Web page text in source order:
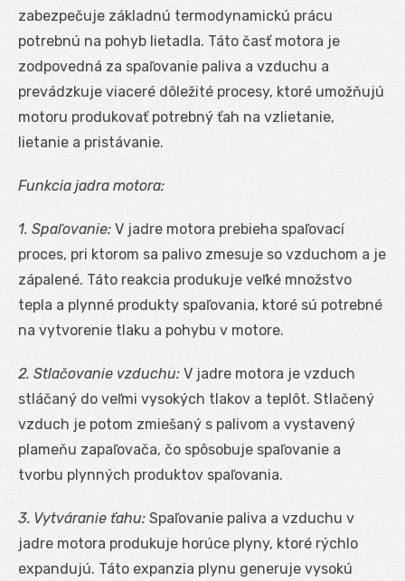
zabezpečuje základnú termodynamickú prácu
potrebnú na pohyb lietadla. Táto časť motora je
zodpovedná za spaľovanie paliva a vzduchu a
prevádzkuje viaceré dôležité procesy, ktoré umožňujú
motoru produkovať potrebný ťah na vzlietanie,
lietanie a pristávanie.
Funkcia jadra motora:
1. Spaľovanie: V jadre motora prebieha spaľovací
proces, pri ktorom sa palivo zmesuje so vzduchom a je
zápalené. Táto reakcia produkuje veľké množstvo
tepla a plynné produkty spaľovania, ktoré sú potrebné
na vytvorenie tlaku a pohybu v motore.
2. Stlačovanie vzduchu: V jadre motora je vzduch
stláčaný do veľmi vysokých tlakov a teplôt. Stlačený
vzduch je potom zmiešaný s palivom a vystavený
plameňu zapaľovača, čo spôsobuje spaľovanie a
tvorbu plynných produktov spaľovania.
3. Vytváranie ťahu: Spaľovanie paliva a vzduchu v
jadre motora produkuje horúce plyny, ktoré rýchlo
expandujú. Táto expanzia plynu generuje vysokú